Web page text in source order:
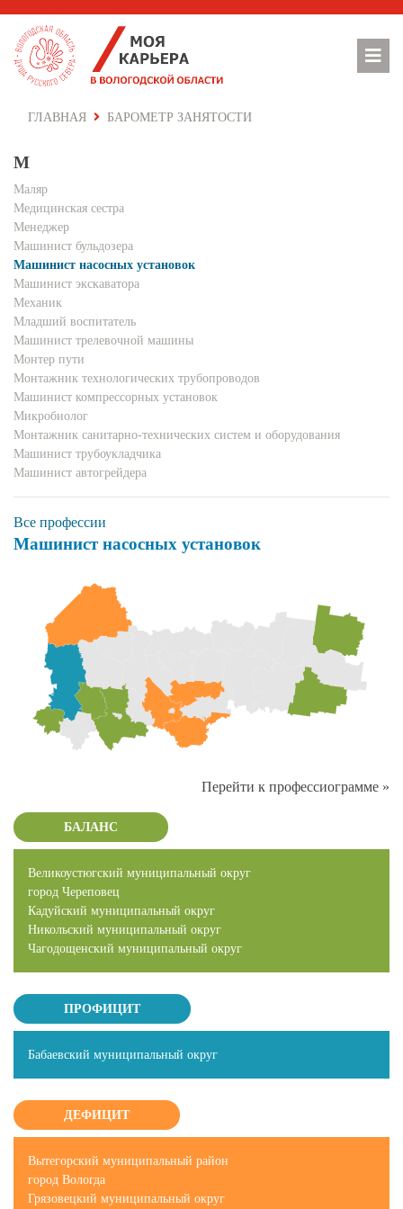
ГЛАВНАЯ БАРОМЕТР ЗАНЯТОСТИ
М
Маляр
Медицинская сестра
Менеджер
Машинист бульдозера
Машинист насосных установок
Машинист экскаватора
Механик
Младший воспитатель
Машинист трелевочной машины
Монтер пути
Монтажник технологических трубопроводов
Машинист компрессорных установок
Микробиолог
Монтажник санитарно-технических систем и оборудования
Машинист трубоукладчика
Машинист автогрейдера
Все профессии
Машинист насосных установок
Перейти к профессиограмме »
БАЛАНС
Великоустюгский муниципальный округ
город Череповец
Кадуйский муниципальный округ
Никольский муниципальный округ
Чагодощенский муниципальный округ
ПРОФИЦИТ
Бабаевский муниципальный округ
ДЕФИЦИТ
Вытегорский муниципальный район
город Вологда
Грязовецкий муниципальный округ